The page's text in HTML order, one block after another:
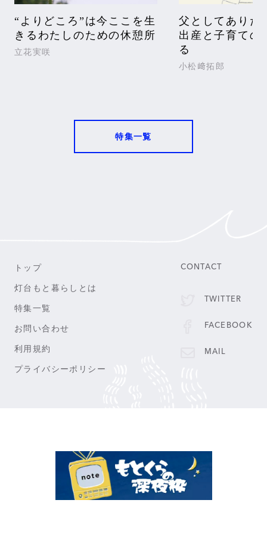
“よりどころ”は今ここを生
きるわたしのための休憩所
立花実咲
父としてありた
出産と子育ての
る
小松﨑拓郎
特集一覧
トップ
灯台もと暮らしとは
特集一覧
お問い合わせ
利用規約
プライバシーポリシー
CONTACT
TWITTER
FACEBOOK
MAIL